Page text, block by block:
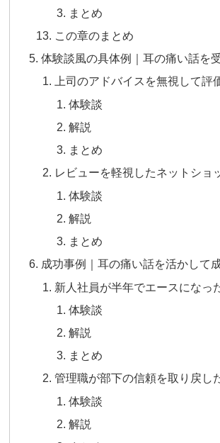
まとめ
この章のまとめ
体験談風の具体例｜耳の痛い話を
上司のアドバイスを無視して評
体験談
解説
まとめ
レビューを軽視したネットショ
体験談
解説
まとめ
成功事例｜耳の痛い話を活かして
新人社員が半年でエースになっ
体験談
解説
まとめ
管理職が部下の信頼を取り戻し
体験談
解説